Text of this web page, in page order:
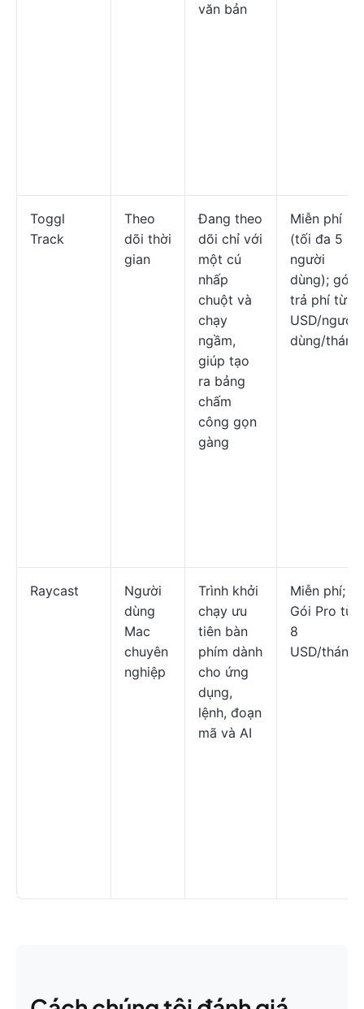
văn bản
Toggl
Track
Theo
dõi thời
gian
Đang theo
dõi chỉ với
một cú
nhấp
chuột và
chạy
ngầm,
giúp tạo
ra bảng
chấm
công gọn
gàng
Miễn phí
(tối đa 5
người
dùng); gói
trả phí từ 9
USD/người
dùng/tháng
Raycast
Người
dùng
Mac
chuyên
nghiệp
Trình khởi
chạy ưu
tiên bàn
phím dành
cho ứng
dụng,
lệnh, đoạn
mã và AI
Miễn phí;
Gói Pro từ
8
USD/tháng